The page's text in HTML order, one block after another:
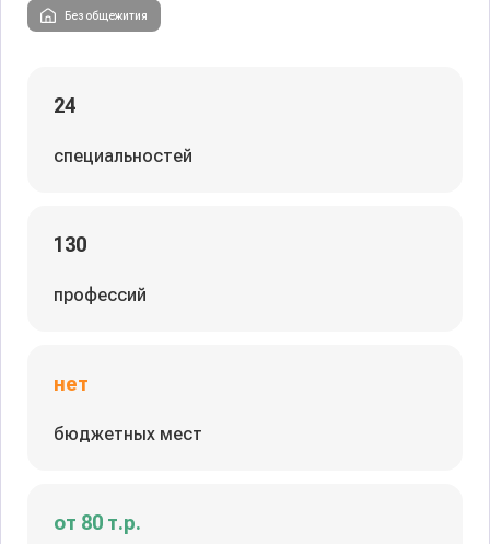
Без общежития
24
специальностей
130
профессий
нет
бюджетных мест
от 80 т.р.